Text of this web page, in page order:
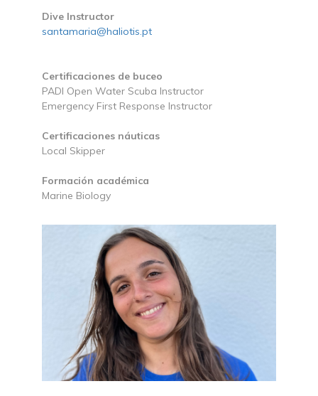
Dive Instructor
santamaria@haliotis.pt
Certificaciones de buceo
PADI Open Water Scuba Instructor
Emergency First Response Instructor
Certificaciones náuticas
Local Skipper
Formación académica
Marine Biology